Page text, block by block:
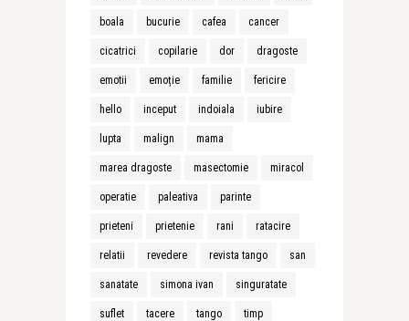
boala bucurie cafea cancer
cicatrici copilarie dor dragoste
emotii emoție familie fericire
hello inceput indoiala iubire
lupta malign mama
marea dragoste masectomie miracol
operatie paleativa parinte
prieteni prietenie rani ratacire
relatii revedere revista tango san
sanatate simona ivan singuratate
suflet tacere tango timp